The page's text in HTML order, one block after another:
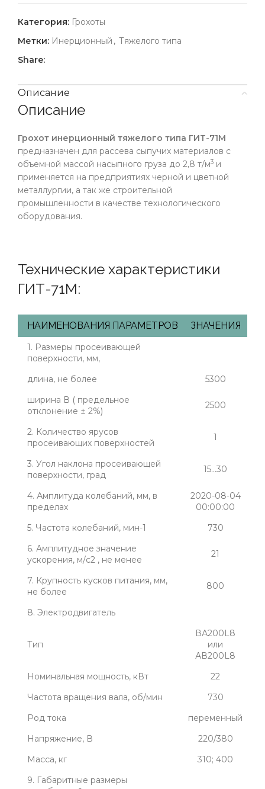
Категория: Грохоты
Метки: Инерционный , Тяжелого типа
Share:
Описание
Описание
Грохот инерционный тяжелого типа ГИТ-71М
предназначен для рассева сыпучих материалов с
объемной массой насыпного груза до 2,8 т/м3 и
применяется на предприятиях черной и цветной
металлургии, а так же строительной
промышленности в качестве технологического
оборудования.
Технические характеристики
ГИТ-71М:
НАИМЕНОВАНИЯ ПАРАМЕТРОВ ЗНАЧЕНИЯ
1. Размеры просеивающей
поверхности, мм,
длина, не более
5300
ширина В ( предельное
отклонение ± 2%)
2500
2. Количество ярусов
просеивающих поверхностей
1
3. Угол наклона просеивающей
поверхности, град
15…30
4. Амплитуда колебаний, мм, в
пределах
2020-08-04
00:00:00
5. Частота колебаний, мин-1
730
6. Амплитудное значение
ускорения, м/с2 , не менее
21
7. Крупность кусков питания, мм,
не более
800
8. Электродвигатель
Тип
ВА200L8
или
АВ200L8
Номинальная мощность, кВт
22
Частота вращения вала, об/мин
730
Род тока
переменный
Напряжение, В
220/380
Масса, кг
310; 400
9. Габаритные размеры